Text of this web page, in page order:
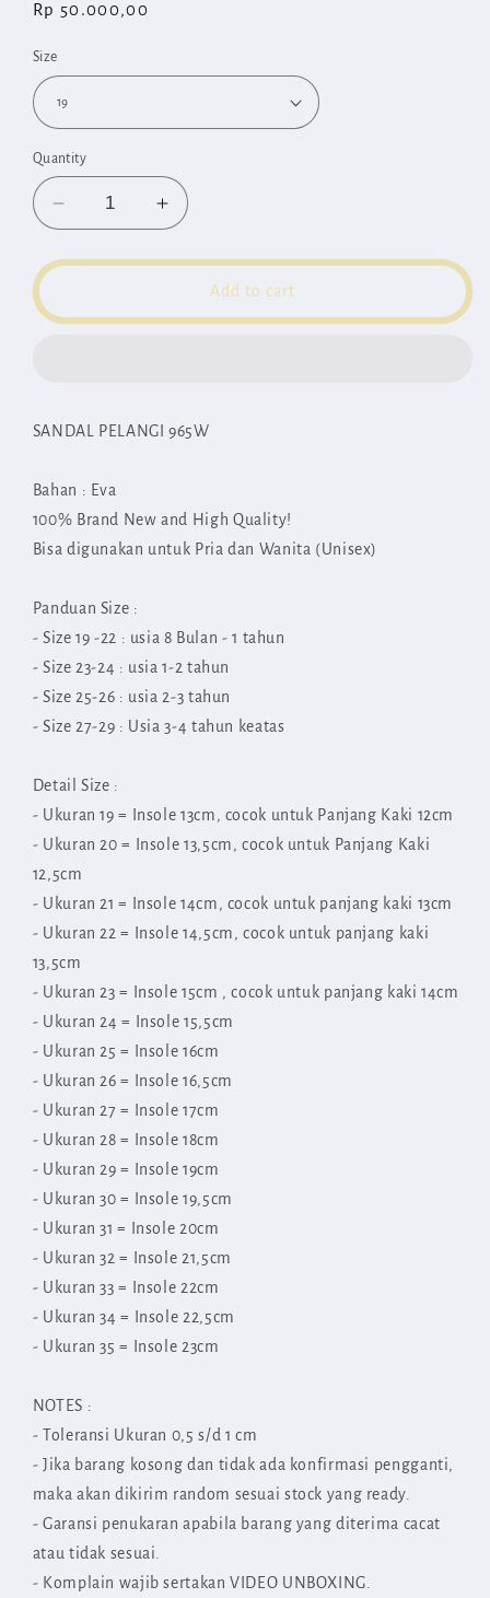
Regular
Rp 50.000,00
Size
Quantity
Decrease
quantity
for
Pelangi
Increase
quantity
for
SandalAdd to cart
SANDAL PELANGI965W
Bahan : Eva
100% Brand New and High Quality!
Bisa digunakan untuk Pria dan Wanita (Unisex)
Panduan Size :
- Size 19 -22 : usia 8 Bulan - 1 tahun
- Size 23-24 : usia 1-2 tahun
- Size 25-26 : usia 2-3 tahun
- Size 27-29 : Usia 3-4 tahun keatas
Detail Size :
- Ukuran 19 = Insole 13cm, cocok untuk Panjang Kaki 12cm
- Ukuran 20 = Insole 13,5cm, cocok untuk Panjang Kaki
12,5cm
- Ukuran 21 = Insole 14cm, cocok untuk panjang kaki 13cm
- Ukuran 22 = Insole 14,5cm, cocok untuk panjang kaki
13,5cm
- Ukuran 23 = Insole 15cm , cocok untuk panjang kaki 14cm
- Ukuran 24 = Insole 15,5cm
- Ukuran 25 = Insole 16cm
- Ukuran 26 = Insole 16,5cm
- Ukuran 27 = Insole 17cm
- Ukuran 28 = Insole 18cm
- Ukuran 29 = Insole 19cm
- Ukuran 30 = Insole 19,5cm
- Ukuran 31 = Insole 20cm
- Ukuran 32 = Insole 21,5cm
- Ukuran 33 = Insole 22cm
- Ukuran 34 = Insole 22,5cm
- Ukuran 35 = Insole 23cm
NOTES :
- Toleransi Ukuran 0,5 s/d 1 cm
- Jika barang kosong dan tidak ada konfirmasi pengganti,
maka akan dikirim random sesuai stock yang ready.
- Garansi penukaran apabila barang yang diterima cacat
atau tidak sesuai.
- Komplain wajib sertakan VIDEO UNBOXING.